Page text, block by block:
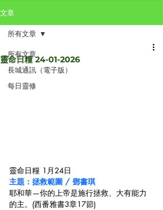
文章
所有文章
長城通訊（電子版）
每日靈修
所有文章
靈命日糧 24-01-2026
靈命日糧 1月24日
主題：拯救範圍 / 鄧書琪
耶和華—你的上帝是施行拯救、大有能力
的主。(西番雅書3章17節)